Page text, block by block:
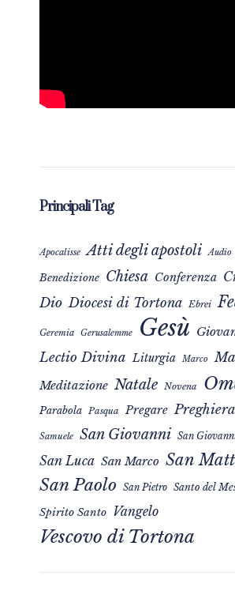
Principali Tag
Apocalisse Atti degli apostoli Audio
Benedizione Chiesa Conferenza
Dio Diocesi di Tortona Ebrei
Geremia Gerusalemme Gesù
Lectio Divina Liturgia Marco
Meditazione Natale Novena
Parabola Pasqua Pregare Preghiera
Samuele San Giovanni San
San Luca San Marco San
San Paolo San Pietro Santo del
Spirito Santo Vangelo
Vescovo di Tortona